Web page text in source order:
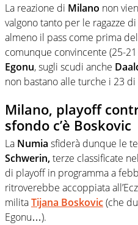
La reazione di Milano non
valgono tanto per le ragazze di
almeno il pass come prima
comunque convincente (25-
Egonu, sugli scudi anche
non bastano alle turche i 23 di
Milano, playoff
sfondo c’è Boskovic
La Numia sfiderà dunque le
Schwerin,terze classificate
di playoff in programma a
ritroverebbe accoppiata
militaTijana Boskovic(che
Egonu…).